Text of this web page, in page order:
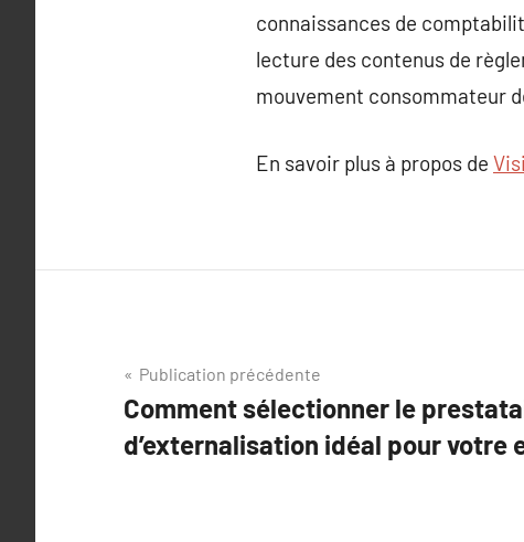
connaissances de
lecture des contenus de
mouvement consommateur
En savoir plus à propos de
Navigation
de
l’article
Publication précédente
Comment sélectionner le
d’externalisation idéal pour votre